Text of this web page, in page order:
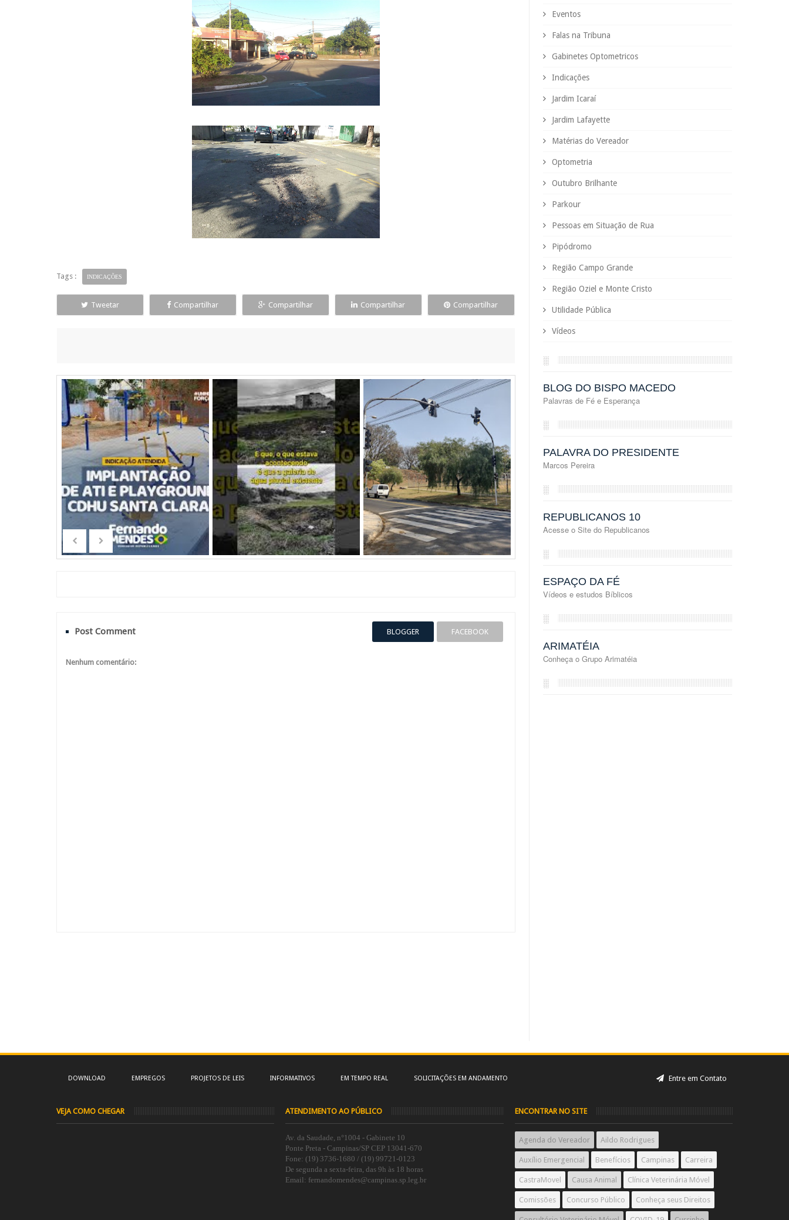
Tags : INDICAÇÕES
Tweetar Compartilhar Compartilhar Compartilhar Compartilhar
Post Comment BLOGGER FACEBOOK
Nenhum comentário:
Eventos
Falas na Tribuna
Gabinetes Optometricos
Indicações
Jardim Icaraí
Jardim Lafayette
Matérias do Vereador
Optometria
Outubro Brilhante
Parkour
Pessoas em Situação de Rua
Pipódromo
Região Campo Grande
Região Oziel e Monte Cristo
Utilidade Pública
Vídeos
░
BLOG DO BISPO MACEDO
Palavras de Fé e Esperança
░
PALAVRA DO PRESIDENTE
Marcos Pereira
░
REPUBLICANOS 10
Acesse o Site do Republicanos
░
ESPAÇO DA FÉ
Vídeos e estudos Bíblicos
░
ARIMATÉIA
Conheça o Grupo Arimatéia
░
DOWNLOAD EMPREGOS PROJETOS DE LEIS INFORMATIVOS EM TEMPO REAL SOLICITAÇÕES EM ANDAMENTO Entre em Contato
VEJA COMO CHEGAR ATENDIMENTO AO PÚBLICO
Av. da Saudade, n°1004 - Gabinete 10
Ponte Preta - Campinas/SP CEP 13041-670
Fone: (19) 3736-1680 / (19) 99721-0123
De segunda a sexta-feira, das 9h às 18 horas
Email: fernandomendes@campinas.sp.leg.br
ENCONTRAR NO SITE
Agenda do Vereador Aildo Rodrigues
Auxílio Emergencial Benefícios Campinas Carreira
CastraMovel Causa Animal Clínica Veterinária Móvel
Comissões Concurso Público Conheça seus Direitos